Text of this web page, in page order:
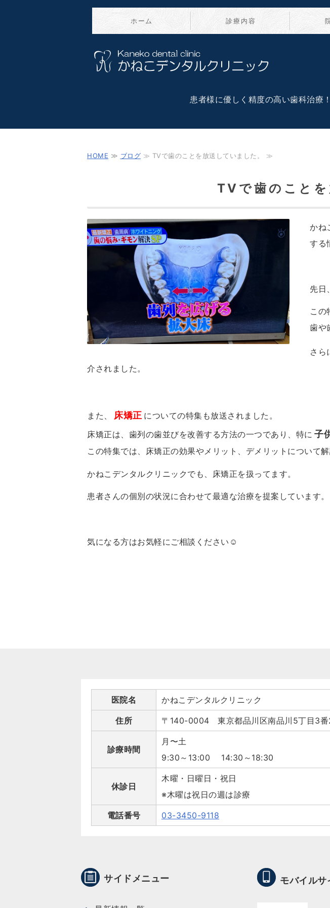
か
患者様に優しく精度の高い歯科治療
ホーム 診療内容
HOME ≫ ブログ ≫ TVで歯のことを放送していました。 ≫
TVで歯のことを
かね
する
先日
この
歯や
さら
介されました。
また、 床矯正 についての特集も放送されました。
床矯正は、歯列の歯並びを改善する方法の一つであり、特に 子
この特集では、床矯正の効果やメリット、デメリットについて解
かねこデンタルクリニックでも、床矯正を扱ってます。
患者さんの個別の状況に合わせて最適な治療を提案しています。
気になる方はお気軽にご相談ください☺️
医院名 かねこデンタルクリニック
住所 〒140-0004 東京都品川区南品川5丁目3
診療時間
月〜土
9:30～13:00 14:30～18:30
休診日
木曜・日曜日・祝日
※木曜は祝日の週は診療
電話番号 03-3450-9118
サイドメニュー モバイルサ